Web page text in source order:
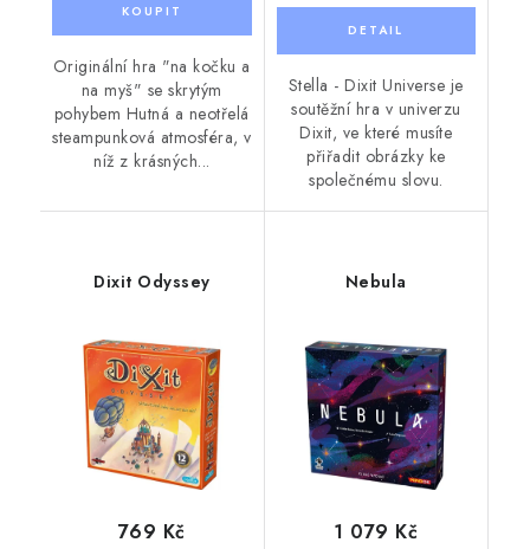
Originální hra "na kočku a
na myš" se skrytým
pohybem Hutná a neotřelá
steampunková atmosféra, v
níž z krásných...
Stella - Dixit Universe je
soutěžní hra v univerzu
Dixit, ve které musíte
přiřadit obrázky ke
společnému slovu.
Dixit Odyssey
769 Kč
Nebula
1 079 Kč